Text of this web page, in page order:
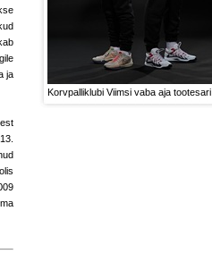
ja
Korvpalliklubi Viimsi vaba aja tootesari